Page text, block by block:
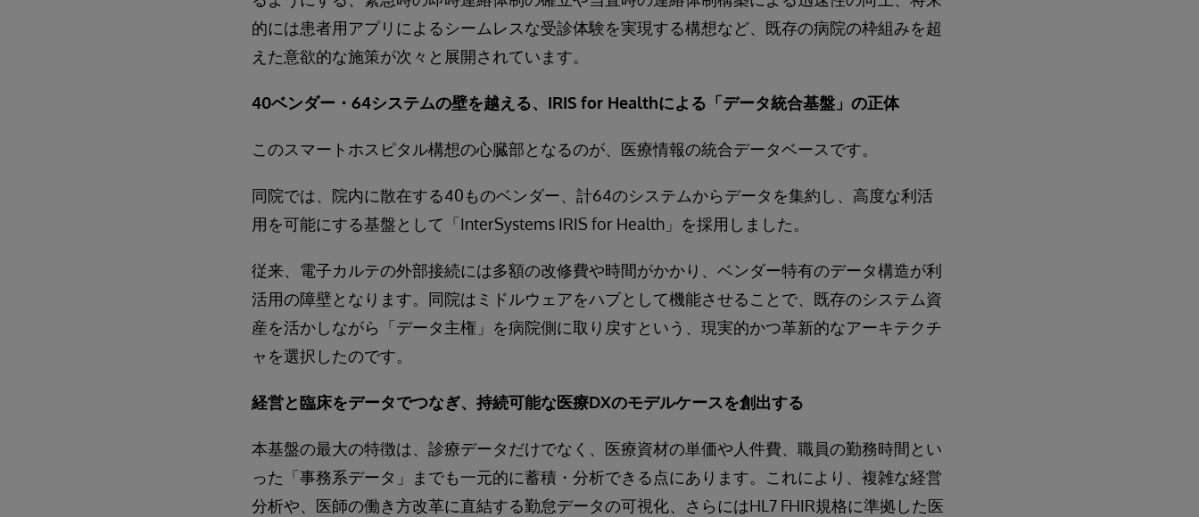
的には患者用アプリによるシームレスな受診体験を実現する構想など、既存の病院の枠組みを超
えた意欲的な施策が次々と展開されています。
40ベンダー・64システムの壁を越える、IRIS for Healthによる「データ統合基盤」の正体
このスマートホスピタル構想の心臓部となるのが、医療情報の統合データベースです。
同院では、院内に散在する40ものベンダー、計64のシステムからデータを集約し、高度な利活
用を可能にする基盤として「InterSystems IRIS for Health」を採用しました。
従来、電子カルテの外部接続には多額の改修費や時間がかかり、ベンダー特有のデータ構造が利
活用の障壁となります。同院はミドルウェアをハブとして機能させることで、既存のシステム資
産を活かしながら「データ主権」を病院側に取り戻すという、現実的かつ革新的なアーキテクチ
ャを選択したのです。
経営と臨床をデータでつなぎ、持続可能な医療DXのモデルケースを創出する
本基盤の最大の特徴は、診療データだけでなく、医療資材の単価や人件費、職員の勤務時間とい
った「事務系データ」までも一元的に蓄積・分析できる点にあります。これにより、複雑な経営
分析や、医師の働き方改革に直結する勤怠データの可視化、さらにはHL7 FHIR規格に準拠した医